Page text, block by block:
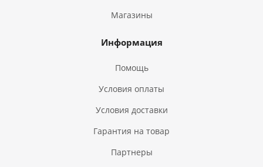
Магазины
Информация
Помощь
Условия оплаты
Условия доставки
Гарантия на товар
Партнеры